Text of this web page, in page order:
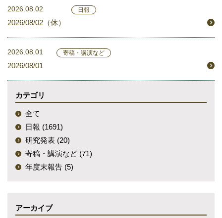
2026.08.02 日報
2026/08/02（休）
2026.08.01 寄稿・講演など
2026/08/01
カテゴリ
全て
日報 (1691)
研究発表 (20)
寄稿・講演など (71)
年度末報告 (5)
アーカイブ